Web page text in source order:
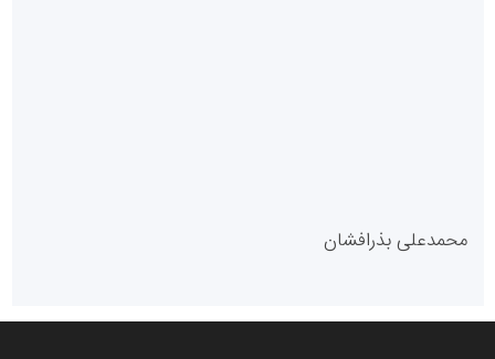
پایگاه خبری گفتمان یزد
محمدعلی بذرافشان